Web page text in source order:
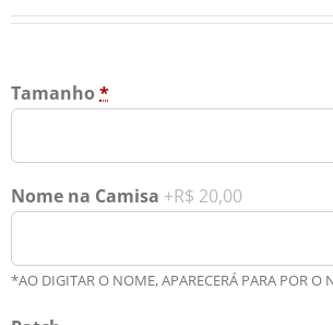
Tamanho *
Nome na Camisa +R$ 20,00
*AO DIGITAR O NOME, APARECERÁ PARA POR O